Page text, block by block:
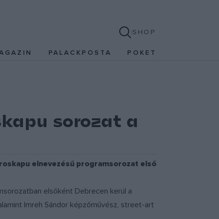
SHOP
PALACKPOSTA POKET
sorozat a
elnevezésű programsorozat első
elsőként Debrecen kerül a
Imreh Sándor képzőművész, street-art